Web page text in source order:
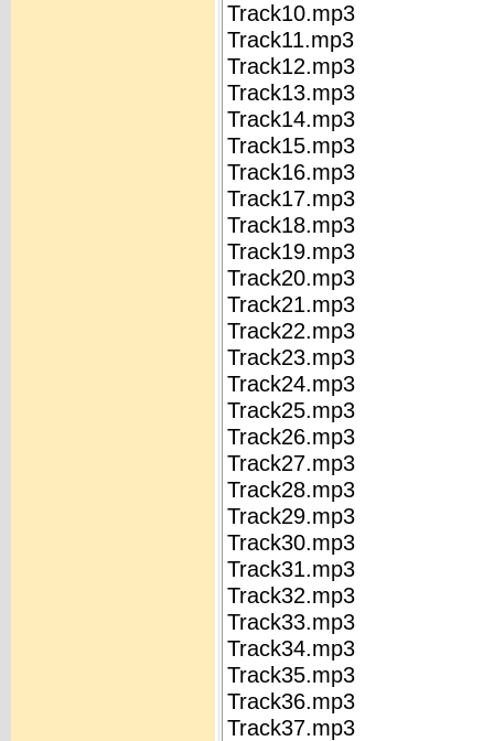
Track10.mp3
Track11.mp3
Track12.mp3
Track13.mp3
Track14.mp3
Track15.mp3
Track16.mp3
Track17.mp3
Track18.mp3
Track19.mp3
Track20.mp3
Track21.mp3
Track22.mp3
Track23.mp3
Track24.mp3
Track25.mp3
Track26.mp3
Track27.mp3
Track28.mp3
Track29.mp3
Track30.mp3
Track31.mp3
Track32.mp3
Track33.mp3
Track34.mp3
Track35.mp3
Track36.mp3
Track37.mp3